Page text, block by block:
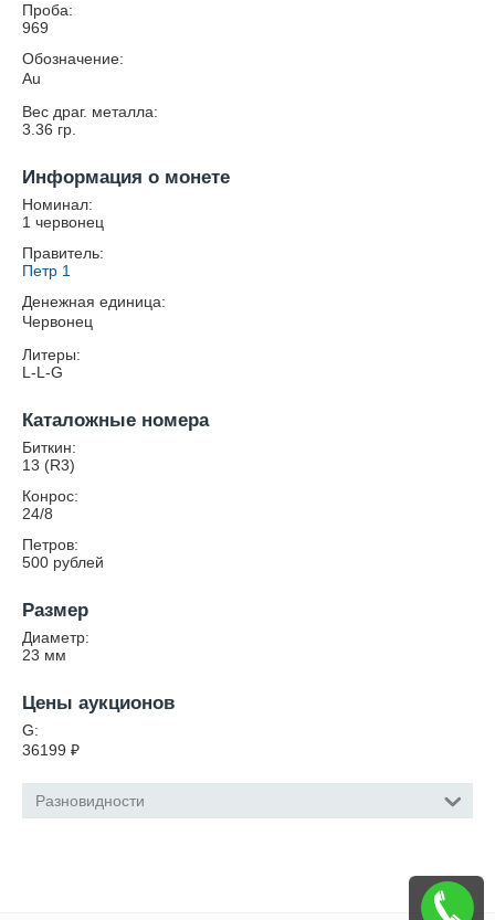
Проба:
969
Обозначение:
Au
Вес драг. металла:
3.36 гр.
Информация о монете
Номинал:
1 червонец
Правитель:
Петр 1
Денежная единица:
Червонец
Литеры:
L-L-G
Каталожные номера
Биткин:
13 (R3)
Конрос:
24/8
Петров:
500 рублей
Размер
Диаметр:
23 мм
Цены аукционов
G:
36199 ₽
Разновидности